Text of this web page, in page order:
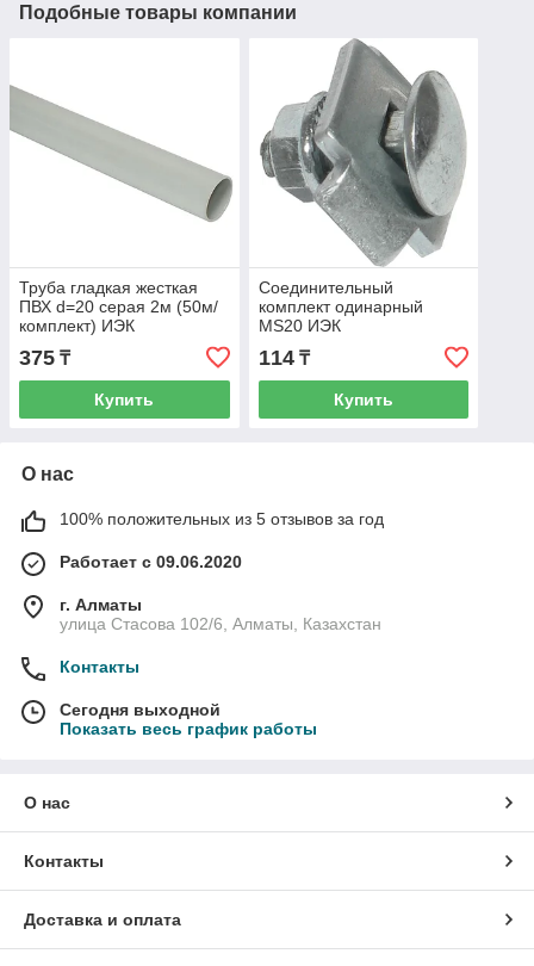
Подобные товары компании
Труба гладкая жесткая
ПВХ d=20 серая 2м (50м/
комплект) ИЭК
375 ₸
Купить
Соединительный
комплект одинарный
MS20 ИЭК
114₸
Купить
О нас
100% положительных из 5 отзывов за год
Работает с 09.06.2020
г. Алматы
улица Стасова 102/6, Алматы, Казахстан
Контакты
Сегодня выходной
Показать весь график работы
О нас
Контакты
Доставка и оплата